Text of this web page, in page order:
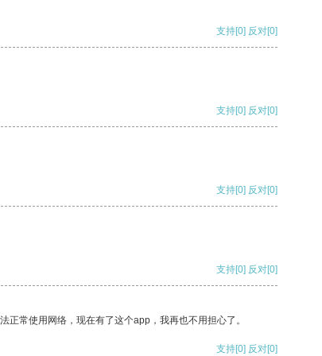
支持[0] 反对[0]
支持[0] 反对[0]
支持[0] 反对[0]
支持[0] 反对[0]
常使用网络，现在有了这个app，我再也不用担心了。
支持[0] 反对[0]